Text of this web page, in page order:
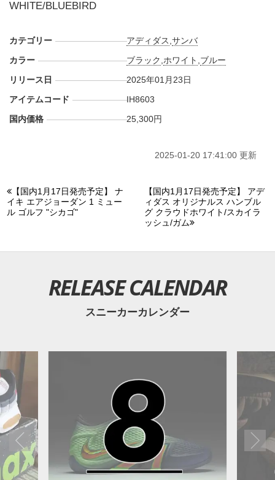
WHITE/BLUEBIRD
カテゴリー アディダス ,サンバ
カラー
ブラック ホワイト ブルー
リリース日
2025年01月23日
アイテムコード
IH8603
国内価格
25,300円
2025-01-20 17:41:00 更新
【国内1月17日発売予定】 ナ
イキ エアジョーダン 1 ミュー
ル ゴルフ "シカゴ"
【国内1月17日発売予定】 アデ
ィダス オリジナルス ハンブル
グ クラウドホワイト/スカイラ
ッシュ/ガム
RELEASE CALENDAR
スニーカーカレンダー